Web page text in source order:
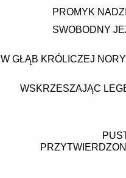
PROMYK
SWOBODNY
W GŁĄB KRÓLICZEJ
WSKRZESZAJĄC